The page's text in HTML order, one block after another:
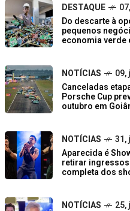
DESTAQUE
Do descarte à
pequenos
economia verde
NOTÍCIAS
09,
Canceladas
Porsche Cup
outubro em
NOTÍCIAS
31,
Aparecida é
retirar
completa dos
NOTÍCIAS
25,